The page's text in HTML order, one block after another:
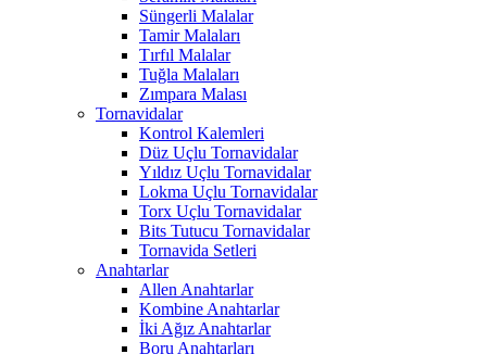
Süngerli Malalar
Tamir Malaları
Tırfıl Malalar
Tuğla Malaları
Zımpara Malası
Tornavidalar
Kontrol Kalemleri
Düz Uçlu Tornavidalar
Yıldız Uçlu Tornavidalar
Lokma Uçlu Tornavidalar
Torx Uçlu Tornavidalar
Bits Tutucu Tornavidalar
Tornavida Setleri
Anahtarlar
Allen Anahtarlar
Kombine Anahtarlar
İki Ağız Anahtarlar
Boru Anahtarları